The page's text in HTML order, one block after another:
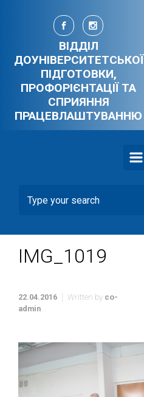
Skip to main content
ВІДДІЛ
ДОУНІВЕРСИТЕТСЬКОЇ
ПІДГОТОВКИ,
ПРОФОРІЄНТАЦІЇ ТА
СПРИЯННЯ
ПРАЦЕВЛАШТУВАННЮ
IMG_1019
22.04.2016 Written by co-
admin